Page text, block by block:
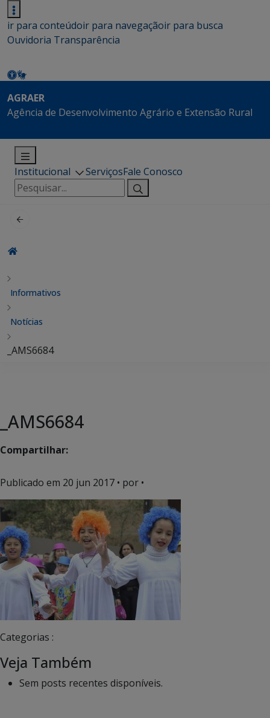
ir para conteúdoir para navegaçãoir para busca
Ouvidoria Transparência
AGRAER
Agência de Desenvolvimento Agrário e Extensão Rural
Institucional ServiçosFale Conosco
Pesquisar
por:
Informativos
Notícias
_AMS6684
_AMS6684
Compartilhar:
Publicado em 20 jun 2017 • por •
Categorias :
Veja Também
Sem posts recentes disponíveis.